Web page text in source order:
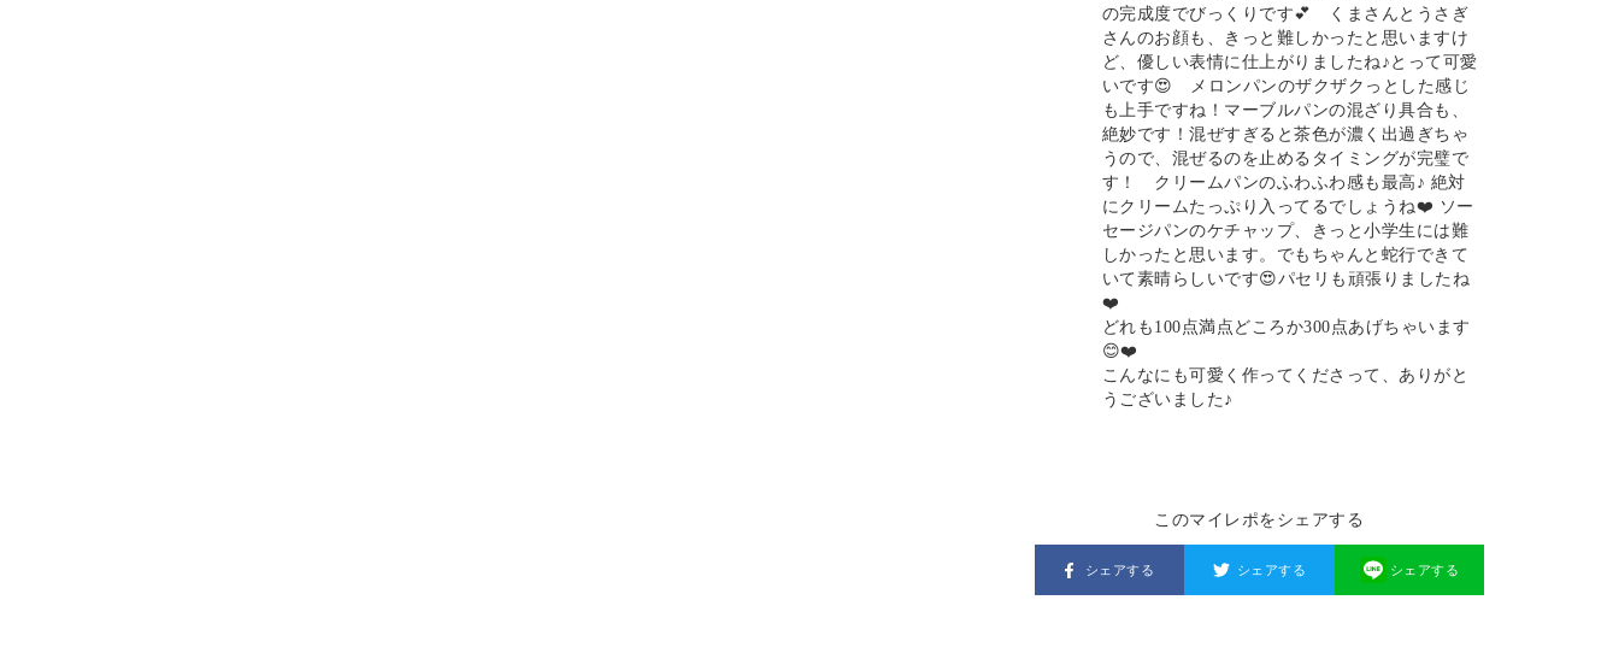
の完成度でびっくりです💕 くまさんとうさぎ
さんのお顔も、きっと難しかったと思いますけ
ど、優しい表情に仕上がりましたね♪とって可愛
いです😍 メロンパンのザクザクっとした感じ
も上手ですね！マーブルパンの混ざり具合も、
絶妙です！混ぜすぎると茶色が濃く出過ぎちゃ
うので、混ぜるのを止めるタイミングが完璧で
す！ クリームパンのふわふわ感も最高♪ 絶対
にクリームたっぷり入ってるでしょうね❤️ ソー
セージパンのケチャップ、きっと小学生には難
しかったと思います。でもちゃんと蛇行できて
いて素晴らしいです😍パセリも頑張りましたね
❤️
どれも100点満点どころか300点あげちゃいます
😊❤️
こんなにも可愛く作ってくださって、ありがと
うございました♪
このマイレポをシェアする
シェアする シェアする シェアする